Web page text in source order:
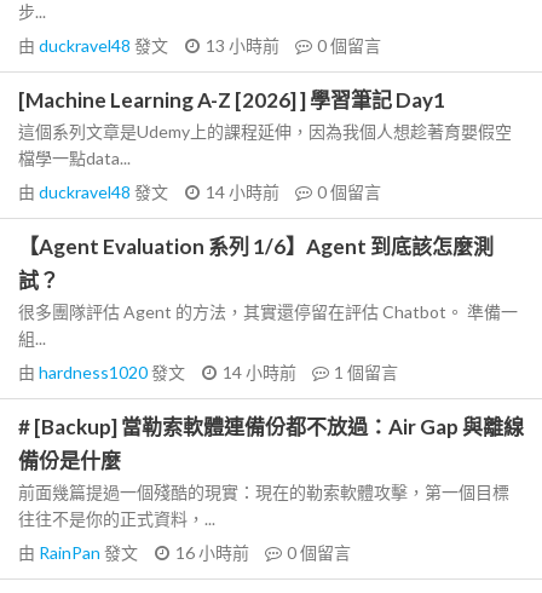
步...
由 duckravel48 發文 13 小時前 0個留言
[Machine Learning A-Z [2026] ] 學習筆記 Day1
這個系列文章是Udemy上的課程延伸，因為我個人想趁著育嬰假空
檔學一點data...
由 duckravel48 發文 14 小時前 0個留言
【Agent Evaluation 系列 1/6】Agent 到底該怎麼測
試？
很多團隊評估 Agent 的方法，其實還停留在評估 Chatbot。 準備一
組...
由 hardness1020發文 14 小時前 1 個留言
# [Backup] 當勒索軟體連備份都不放過：Air Gap 與離線
備份是什麼
前面幾篇提過一個殘酷的現實：現在的勒索軟體攻擊，第一個目標
往往不是你的正式資料，...
由 RainPan 發文 16 小時前 0個留言